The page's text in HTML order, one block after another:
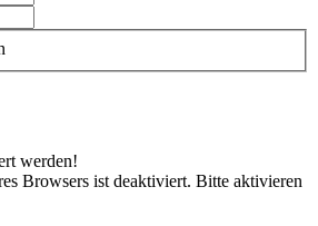
werden!
Browsers ist deaktiviert. Bitte aktivieren